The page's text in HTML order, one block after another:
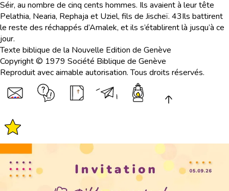
Séir, au nombre de cinq cents hommes. Ils avaient à leur tête
Pelathia, Nearia, Rephaja et Uziel, fils de Jischeï. 43Ils battirent
le reste des réchappés d’Amalek, et ils s’établirent là jusqu’à ce
jour.
Texte biblique de la Nouvelle Edition de Genève
Copyright © 1979 Société Biblique de Genève
Reproduit avec aimable autorisation. Tous droits réservés.